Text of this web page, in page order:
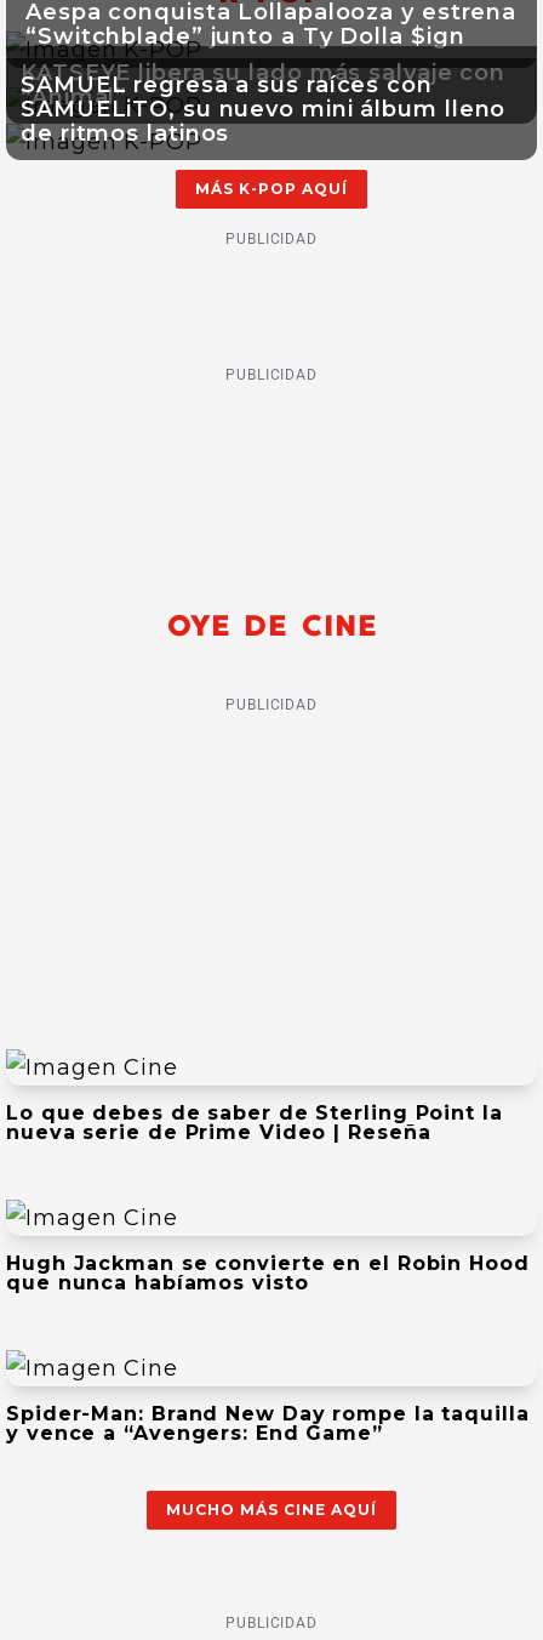
Aespa conquista Lollapalooza y estrena
“Switchblade” junto a Ty Dolla $ign
KATSEYE libera su lado más salvaje con
“Animal”
SAMUEL regresa a sus raíces con
SAMUELiTO, su nuevo mini álbum lleno
de ritmos latinos
MÁS K-POP AQUÍ
PUBLICIDAD
PUBLICIDAD
OYE DE CINE
PUBLICIDAD
Lo que debes de saber de Sterling Point la
nueva serie de Prime Video | Reseña
Hugh Jackman se convierte en el Robin Hood
que nunca habíamos visto
Spider-Man: Brand New Day rompe la taquilla
y vence a “Avengers: End Game”
MUCHO MÁS CINE AQUÍ
PUBLICIDAD